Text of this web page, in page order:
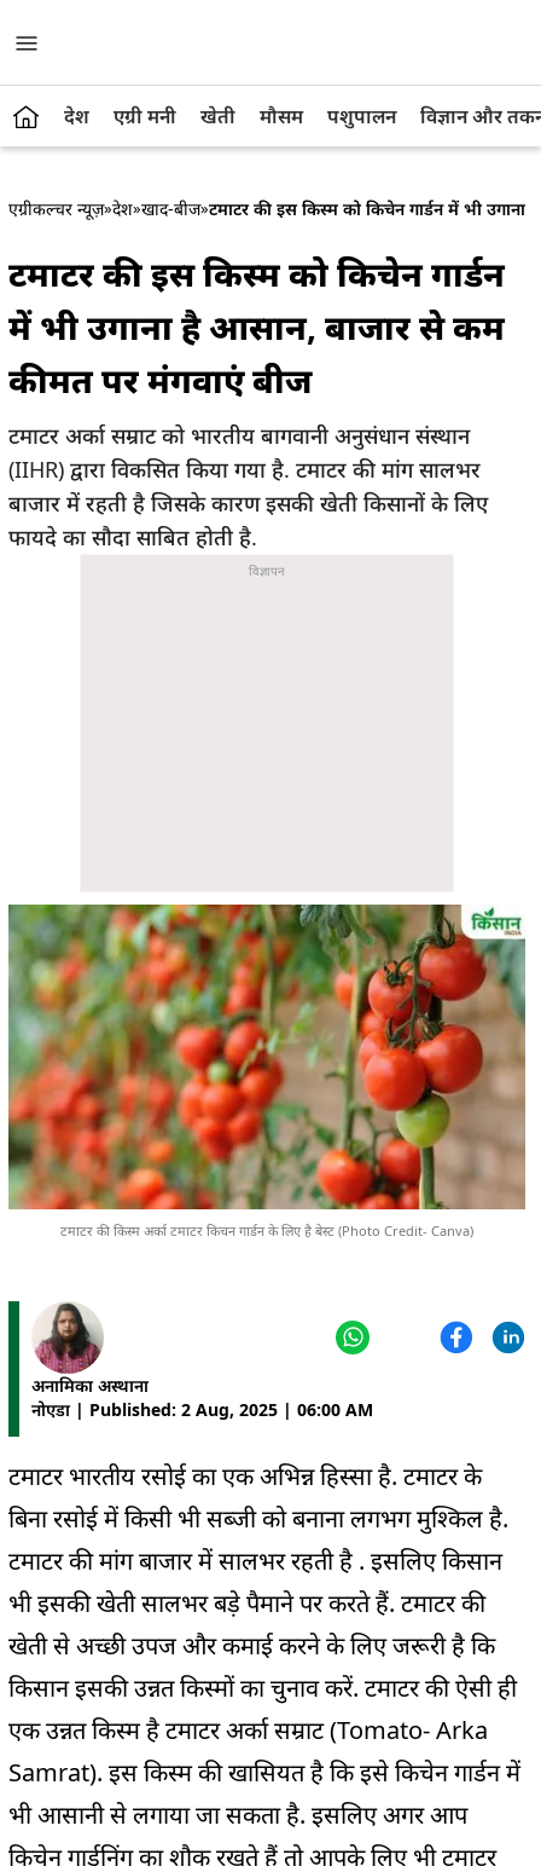
देश एग्री मनी खेती मौसम पशुपालन विज्ञान और
एग्रीकल्चर न्यूज़»देश»खाद-बीज»टमाटर की इस किस्म को किचेन गार्डन में भी
टमाटर की इस किस्म को किचेन गार्डन
में भी उगाना है आसान, बाजार से कम
कीमत पर मंगवाएं बीज
टमाटर अर्का सम्राट को भारतीय बागवानी अनुसंधान संस्थान
(IIHR) द्वारा विकसित किया गया है. टमाटर की मांग सालभर
बाजार में रहती है जिसके कारण इसकी खेती किसानों के लिए
फायदे का सौदा साबित होती है.
टमाटर की किस्म अर्का टमाटर किचन गार्डन के लिए है बेस्ट (Photo Credit- Canva)
अनामिका अस्थाना
नोएडा | Published: 2 Aug, 2025 | 06:00 AM
टमाटर भारतीय रसोई का एक अभिन्न हिस्सा है. टमाटर के
बिना रसोई में किसी भी सब्जी को बनाना लगभग मुश्किल है.
टमाटर की मांग बाजार में सालभर रहती है . इसलिए किसान
भी इसकी खेती सालभर बड़े पैमाने पर करते हैं. टमाटर की
खेती से अच्छी उपज और कमाई करने के लिए जरूरी है कि
किसान इसकी उन्नत किस्मों का चुनाव करें. टमाटर की ऐसी ही
एक उन्नत किस्म है टमाटर अर्का सम्राट (Tomato- Arka
Samrat). इस किस्म की खासियत है कि इसे किचेन गार्डन में
भी आसानी से लगाया जा सकता है. इसलिए अगर आप
किचेन गार्डनिंग का शौक रखते हैं तो आपके लिए भी टमाटर